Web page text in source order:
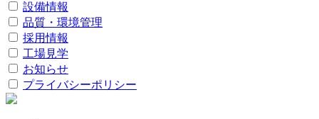
設備情報
品質・環境管理
採用情報
工場見学
お知らせ
プライバシーポリシー